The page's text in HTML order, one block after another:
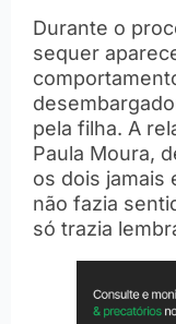
Durante o
sequer
pela filha. A
Paula Moura,
os dois jamais
não fazia
só trazia